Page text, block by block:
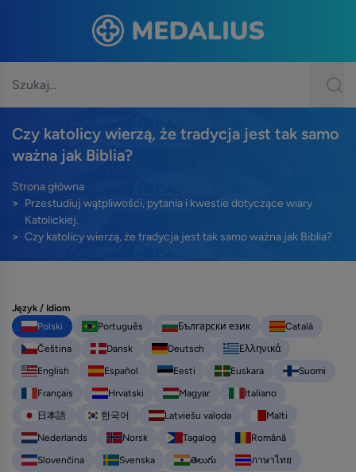
Czy katolicy wierzą, że tradycja jest tak samo
ważna jak Biblia?
Strona główna
Przestudiuj wątpliwości, pytania i kwestie dotyczące wiary
Katolickiej.
Czy katolicy wierzą, że tradycja jest tak samo ważna jak Biblia?
Język / Idiom
Polski
Português Български език
Català
Čeština
Dansk Deutsch
Ελληνικά
English
Español Eesti Euskara
Suomi
Français
Hrvatski Magyar
Italiano
日本語
한국어 Latviešu valoda
Malti
Nederlands
Norsk Tagalog
Română
Slovenčina
Svenska తెలుగు
ภาษาไทย